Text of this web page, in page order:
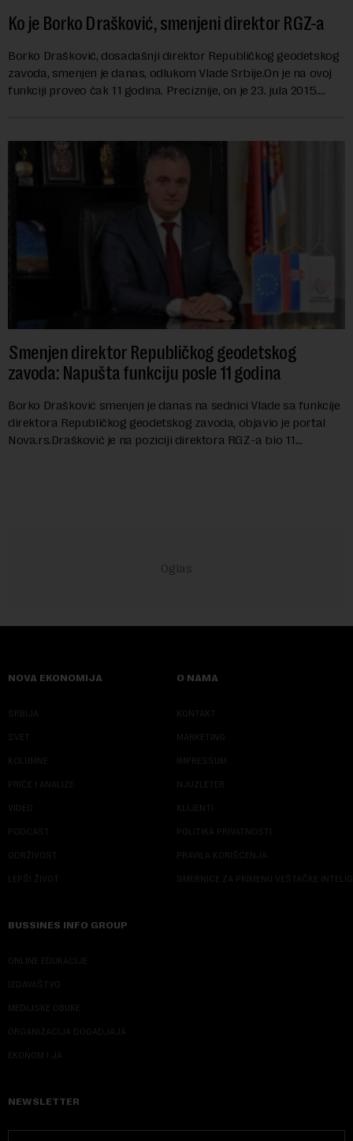
Ko je Borko Drašković, smenjeni direktor RGZ-a
Borko Drašković, dosadašnji direktor Republičkog geodetskog
zavoda, smenjen je danas, odlukom Vlade Srbije.On je na ovoj
funkciji proveo čak 11 godina. Preciznije, on je 23. jula 2015.
Smenjen direktor Republičkog geodetskog
zavoda: Napušta funkciju posle 11 godina
Borko Drašković smenjen je danas na sednici Vlade sa funkcije
direktora Republičkog geodetskog zavoda, objavio je portal
Nova.rs.Drašković je na poziciji direktora RGZ-a bio 11
NOVA EKONOMIJA
SRBIJA
SVET
KOLUMNE
PRIČE I ANALIZE
VIDEO
PODCAST
ODRŽIVOST
LEPŠI ŽIVOT
O NAMA
KONTAKT
MARKETING
IMPRESSUM
NJUZLETER
KLIJENTI
POLITIKA PRIVATNOSTI
PRAVILA KORIŠĆENJA
SMERNICE ZA PRIMENU VEŠTAČKE
BUSSINES INFO GROUP
ONLINE EDUKACIJE
IZDAVAŠTVO
MEDIJSKE OBUKE
ORGANIZACIJA DOGADJAJA
EKONOM I JA
NEWSLETTER